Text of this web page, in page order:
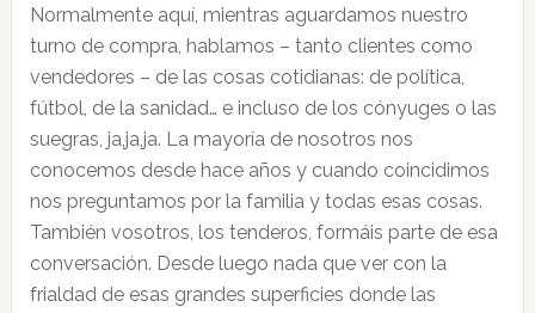
Normalmente aquí, mientras aguardamos nuestro
turno de compra, hablamos – tanto clientes como
vendedores – de las cosas cotidianas: de política,
fútbol, de la sanidad… e incluso de los cónyuges o las
suegras, ja,ja,ja. La mayoría de nosotros nos
conocemos desde hace años y cuando coincidimos
nos preguntamos por la familia y todas esas cosas.
También vosotros, los tenderos, formáis parte de esa
conversación. Desde luego nada que ver con la
frialdad de esas grandes superficies donde las